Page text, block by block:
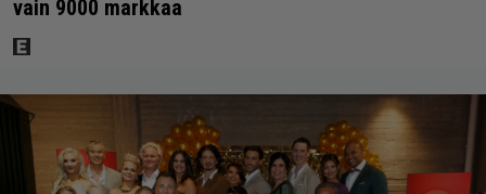
vain 9000 markkaa